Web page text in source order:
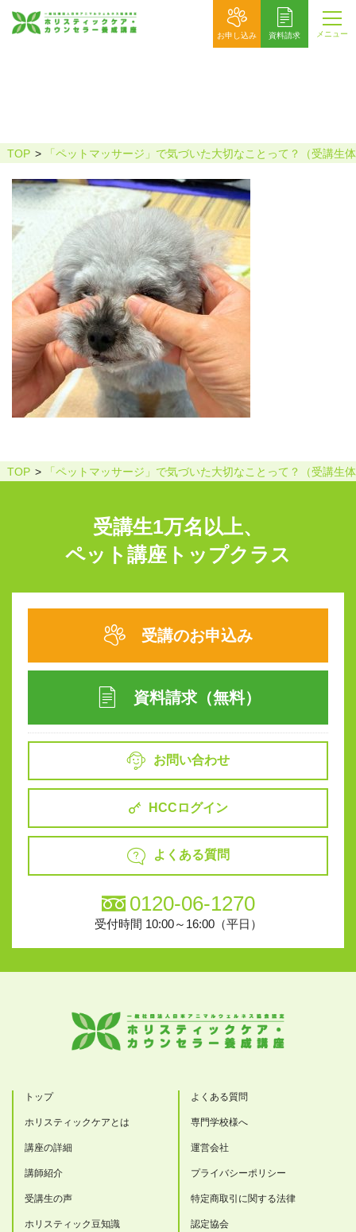
お申し込み 資料請求 メニュー
TOP 「ペットマッサージ」で気づいた大切なことって？（受講生
TOP 「ペットマッサージ」で気づいた大切なことって？（受講生
受講生1万名以上、
ペット講座トップクラス
受講のお申込み
資料請求（無料）
お問い合わせ
HCCログイン
よくある質問
0120-06-1270
受付時間 10:00～16:00（平日）
トップ
ホリスティックケアとは
講座の詳細
講師紹介
受講生の声
ホリスティック豆知識
よくある質問
専門学校様へ
運営会社
プライバシーポリシー
特定商取引に関する法律
認定協会